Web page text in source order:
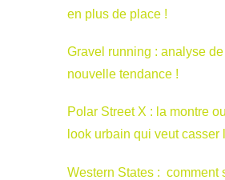
en plus de place !
Gravel running : analyse
nouvelle tendance !
Polar Street X : la montre
look urbain qui veut casser
Western States : comment